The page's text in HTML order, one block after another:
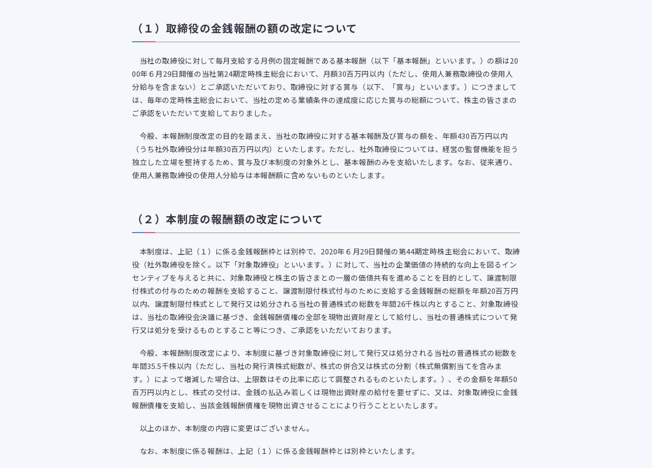
（１）取締役の金銭報酬の額の改定について
当社の取締役に対して毎月支給する月例の固定報酬である基本報酬（以下「基本報酬」といいます。）の額は20
00年６月29日開催の当社第24期定時株主総会において、月額30百万円以内（ただし、使用人兼務取締役の使用人
分給与を含まない）とご承認いただいており、取締役に対する賞与（以下、「賞与」といいます。）につきまして
は、毎年の定時株主総会において、当社の定める業績条件の達成度に応じた賞与の総額について、株主の皆さまの
ご承認をいただいて支給しておりました。
今般、本報酬制度改定の目的を踏まえ、当社の取締役に対する基本報酬及び賞与の額を、年額430百万円以内
（うち社外取締役分は年額30百万円以内）といたします。ただし、社外取締役については、経営の監督機能を担う
独立した立場を堅持するため、賞与及び本制度の対象外とし、基本報酬のみを支給いたします。なお、従来通り、
使用人兼務取締役の使用人分給与は本報酬額に含めないものといたします。
（２）本制度の報酬額の改定について
本制度は、上記（１）に係る金銭報酬枠とは別枠で、2020年６月29日開催の第44期定時株主総会において、取締
役（社外取締役を除く。以下「対象取締役」といいます。）に対して、当社の企業価値の持続的な向上を図るイン
センティブを与えると共に、対象取締役と株主の皆さまとの一層の価値共有を進めることを目的として、譲渡制限
付株式の付与のための報酬を支給すること、譲渡制限付株式付与のために支給する金銭報酬の総額を年額20百万円
以内、譲渡制限付株式として発行又は処分される当社の普通株式の総数を年間26千株以内とすること、対象取締役
は、当社の取締役会決議に基づき、金銭報酬債権の全部を現物出資財産として給付し、当社の普通株式について発
行又は処分を受けるものとすること等につき、ご承認をいただいております。
今般、本報酬制度改定により、本制度に基づき対象取締役に対して発行又は処分される当社の普通株式の総数を
年間35.5千株以内（ただし、当社の発行済株式総数が、株式の併合又は株式の分割（株式無償割当てを含みま
す。）によって増減した場合は、上限数はその比率に応じて調整されるものといたします。）、その金額を年額50
百万円以内とし、株式の交付は、金銭の払込み若しくは現物出資財産の給付を要せずに、又は、対象取締役に金銭
報酬債権を支給し、当該金銭報酬債権を現物出資させることにより行うことといたします。
以上のほか、本制度の内容に変更はございません。
なお、本制度に係る報酬は、上記（１）に係る金銭報酬枠とは別枠といたします。